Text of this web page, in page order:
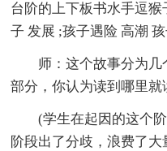
台阶的上下板书水手逗
子 发展 ;孩子遇险 高潮
师：这个故事分为几
部分，你认为读到哪里就
(学生在起因的这个阶
阶段出了分歧，浪费了